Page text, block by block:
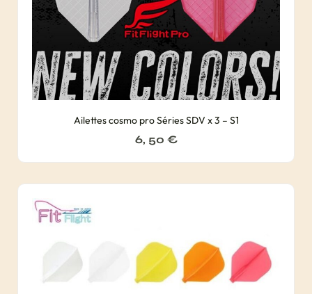
Ailettes cosmo pro Séries SDV x 3 – S1
6, 50 €